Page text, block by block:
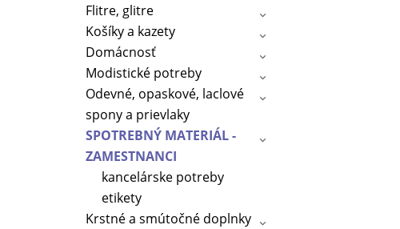
Flitre, glitre
Košíky a kazety
Domácnosť
Modistické potreby
Odevné, opaskové, laclové
spony a prievlaky
SPOTREBNÝ MATERIÁL -
ZAMESTNANCI
kancelárske potreby
etikety
Krstné a smútočné doplnky